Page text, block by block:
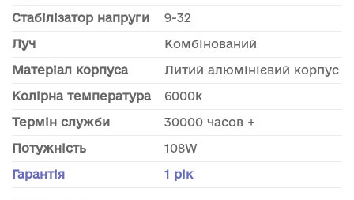
Стабілізатор напруги
9-32
Луч
Комбінований
Матеріал корпуса
Литий алюмінієвий корпус
Колірна температура
6000k
Термін служби
30000 часов +
Потужність
108W
Гарантія
1 рік